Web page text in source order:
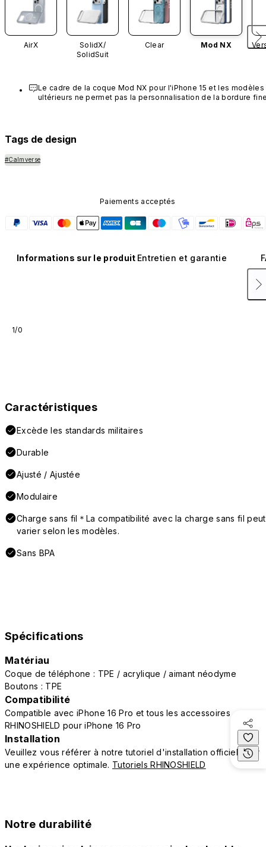
AirX
SolidX/
SolidSuit
Clear Mod NX
Le cadre de la coque Mod NX pour l'iPhone 15 et les modèles
ultérieurs ne permet pas la personnalisation de la bordure
Tags de design
#Calmverse
Paiements acceptés
Informations sur le produit Entretien et garantie
1/0
Caractéristiques
Excède les standards militaires
Durable
Ajusté / Ajustée
Modulaire
Charge sans fil＊La compatibilité avec la charge sans fil peut
varier selon les modèles.
Sans BPA
Spécifications
Matériau
Coque de téléphone : TPE / acrylique / aimant néodyme
Boutons : TPE
Compatibilité
Compatible avec iPhone 16 Pro et tous les accessoires
RHINOSHIELD pour iPhone 16 Pro
Installation
Veuillez vous référer à notre tutoriel d'installation officiel pour
une expérience optimale. Tutoriels RHINOSHIELD
Notre durabilité